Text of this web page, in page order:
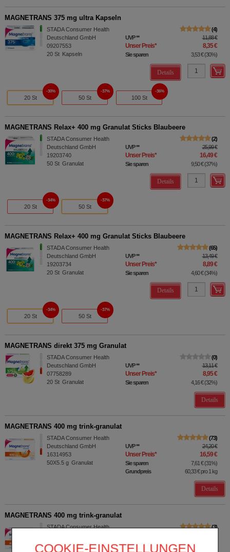
COOKIE-EINSTELLUNGEN
MAGNETRANS 375 mg ultra Kapseln
STADA Consumer Health
Deutschland GmbH
09207553
20 St Kapseln
4
UVP** 11,88 €
Unser Preis* 8,35 €
Sie sparen 3,53 €(30%)
Details
20 St
30%
50 St
37%
100 St
36%
MAGNETRANS Relax+ 400 mg Granulat Sticks Blaubeere
STADA Consumer Health
Deutschland GmbH
19203740
50 St Granulat
2
UVP** 25,99 €
Unser Preis* 16,49 €
Sie sparen 9,50 €(37%)
Details
20 St
34%
50 St
37%
MAGNETRANS Relax+ 400 mg Granulat Sticks Blaubeere
STADA Consumer Health
Deutschland GmbH
19203734
20 St Granulat
65
UVP** 13,49 €
Unser Preis* 8,89 €
Sie sparen 4,60 €(34%)
Details
20 St
34%
50 St
37%
MAGNETRANS direkt 375 mg Granulat
STADA Consumer Health
Deutschland GmbH
07758289
20 St Granulat
0
UVP** 13,11 €
Unser Preis* 8,95 €
Sie sparen 4,16 €(32%)
Details
MAGNETRANS 400 mg trink-granulat
STADA Consumer Health
Deutschland GmbH
16314953
50X5.5 g Granulat
73
UVP** 24,20 €
Unser Preis* 16,59 €
Sie sparen 7,61 €(31%)
Grundpreis
60,33 €pro 1 kg
Details
MAGNETRANS 400 mg trink-granulat
STADA Consumer Health
16314947
3
Unser Preis *